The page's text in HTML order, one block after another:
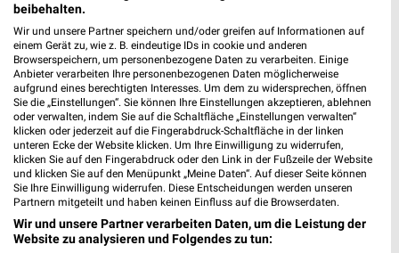
Die Möbelfundgrube Filialen & Öffnungszeiten
für Bad Kreuznach
dm Wochenprospekt & Angebote für Frankfurt
(Main)
beibehalten.
Wir und unsere Partner speichern und/oder greifen auf Informationen auf
einem Gerät zu, wie z. B. eindeutige IDs in cookie und anderen
Browserspeichern, um personenbezogene Daten zu verarbeiten. Einige
Anbieter verarbeiten Ihre personenbezogenen Daten möglicherweise
aufgrund eines berechtigten Interesses. Um dem zu widersprechen, öffnen
Sie die „Einstellungen“. Sie können Ihre Einstellungen akzeptieren, ablehnen
oder verwalten, indem Sie auf die Schaltfläche „Einstellungen verwalten“
klicken oder jederzeit auf die Fingerabdruck-Schaltfläche in der linken
unteren Ecke der Website klicken. Um Ihre Einwilligung zu widerrufen,
klicken Sie auf den Fingerabdruck oder den Link in der Fußzeile der Website
und klicken Sie auf den Menüpunkt „Meine Daten“. Auf dieser Seite können
Sie Ihre Einwilligung widerrufen. Diese Entscheidungen werden unseren
Partnern mitgeteilt und haben keinen Einfluss auf die Browserdaten.
Wir und unsere Partner verarbeiten Daten, um die Leistung der
Website zu analysieren und Folgendes zu tun: